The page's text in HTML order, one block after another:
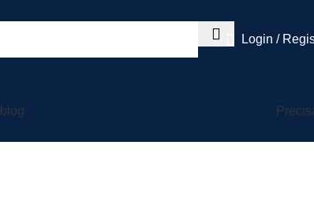
Login /
blog